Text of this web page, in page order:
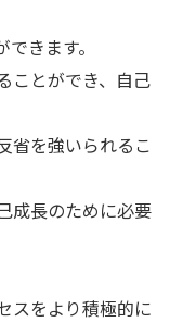
きます。
ことができ、自己
省を強いられるこ
成長のために必要
スをより積極的に